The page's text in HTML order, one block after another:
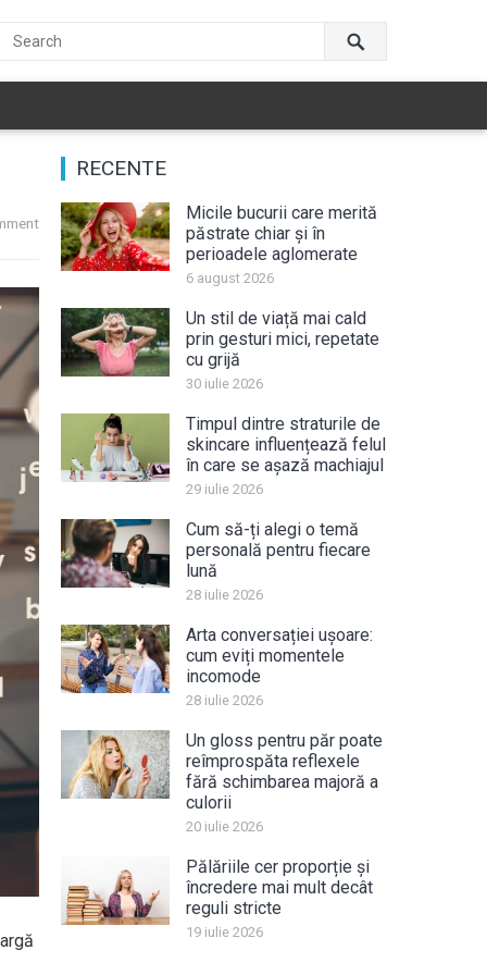
RECENTE
Micile bucurii care merită
păstrate chiar și în
perioadele aglomerate
6 august 2026
Un stil de viață mai cald
prin gesturi mici, repetate
cu grijă
30 iulie 2026
Timpul dintre straturile de
skincare influențează felul
în care se așază machiajul
29 iulie 2026
Cum să-ți alegi o temă
personală pentru fiecare
lună
28 iulie 2026
Arta conversației ușoare:
cum eviți momentele
incomode
28 iulie 2026
Un gloss pentru păr poate
reîmprospăta reflexele
fără schimbarea majoră a
culorii
20 iulie 2026
Pălăriile cer proporție și
încredere mai mult decât
reguli stricte
19 iulie 2026